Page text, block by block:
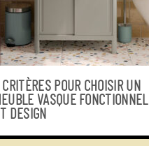
POUR CHOISIR UN
VASQUE FONCTIONNEL
DESIGN